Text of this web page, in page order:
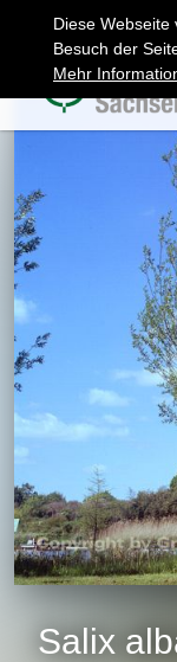
Diese Webseite
Besuch der
Mehr
Salix